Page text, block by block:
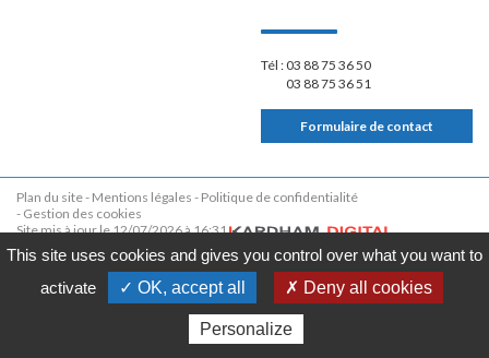
Tél : 03 88 75 36 50
03 88 75 36 51
Formulaire de contact
Plan du site Mentions légales
Politique de confidentialité
Gestion des cookies
Site mis à jour le 12/07/2026 à 16:31
This site uses cookies and gives you control over what you want to
activate
✓ OK, accept all ✗ Deny all cookies
Personalize